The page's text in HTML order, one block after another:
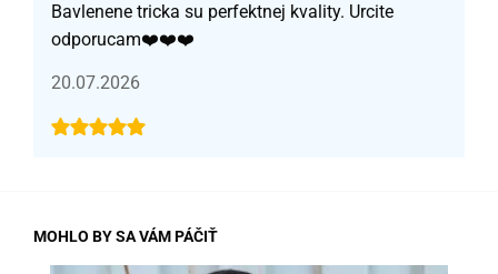
Bavlenene tricka su perfektnej kvality. Urcite
odporucam❤️❤️❤️
20.07.2026
MOHLO BY SA VÁM PÁČIŤ